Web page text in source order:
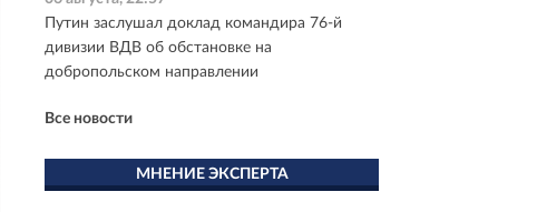
Путин заслушал доклад командира 76-й
дивизии ВДВ об обстановке на
добропольском направлении
Все новости
МНЕНИЕ ЭКСПЕРТА